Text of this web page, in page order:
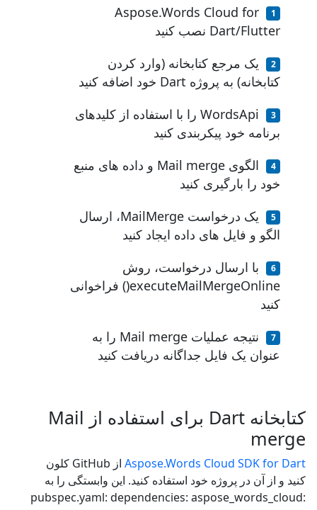
Aspose.Words Cloud for
Dart/Flutter نصب کنید
یک مرجع کتابخانه (وارد کردن
کتابخانه) به پروژه Dart خود اضافه کنید
WordsApi را با استفاده از کلیدهای
برنامه خود پیکربندی کنید
الگوی Mail merge و داده های منبع
خود را بارگیری کنید
یک درخواست MailMerge، ارسال
الگو و فایل های داده ایجاد کنید
با ارسال درخواست، روش
executeMailMergeOnline() فراخوانی
کنید
نتیجه عملیات Mail merge را به
عنوان یک فایل جداگانه دریافت کنید
کتابخانه Dart برای استفاده از Mail
merge
Aspose.Words Cloud SDK for Dart
از GitHub کلون
کنید و از آن در پروژه خود استفاده کنید. این وابستگی را به
pubspec.yaml: dependencies: aspose_words_cloud: